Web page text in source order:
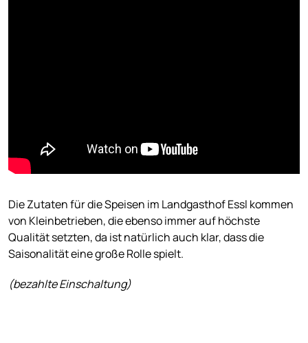
Die Zutaten für die Speisen im Landgasthof Essl kommen
von Kleinbetrieben, die ebenso immer auf höchste
Qualität setzten, da ist natürlich auch klar, dass die
Saisonalität eine große Rolle spielt.
(bezahlte Einschaltung)